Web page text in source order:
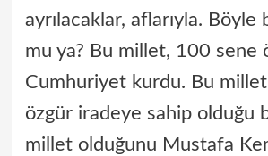
ayrılacaklar, aflarıyla. Böyle
mu ya? Bu millet, 100 sene
Cumhuriyet kurdu. Bu
özgür iradeye sahip olduğu
millet olduğunu Mustafa